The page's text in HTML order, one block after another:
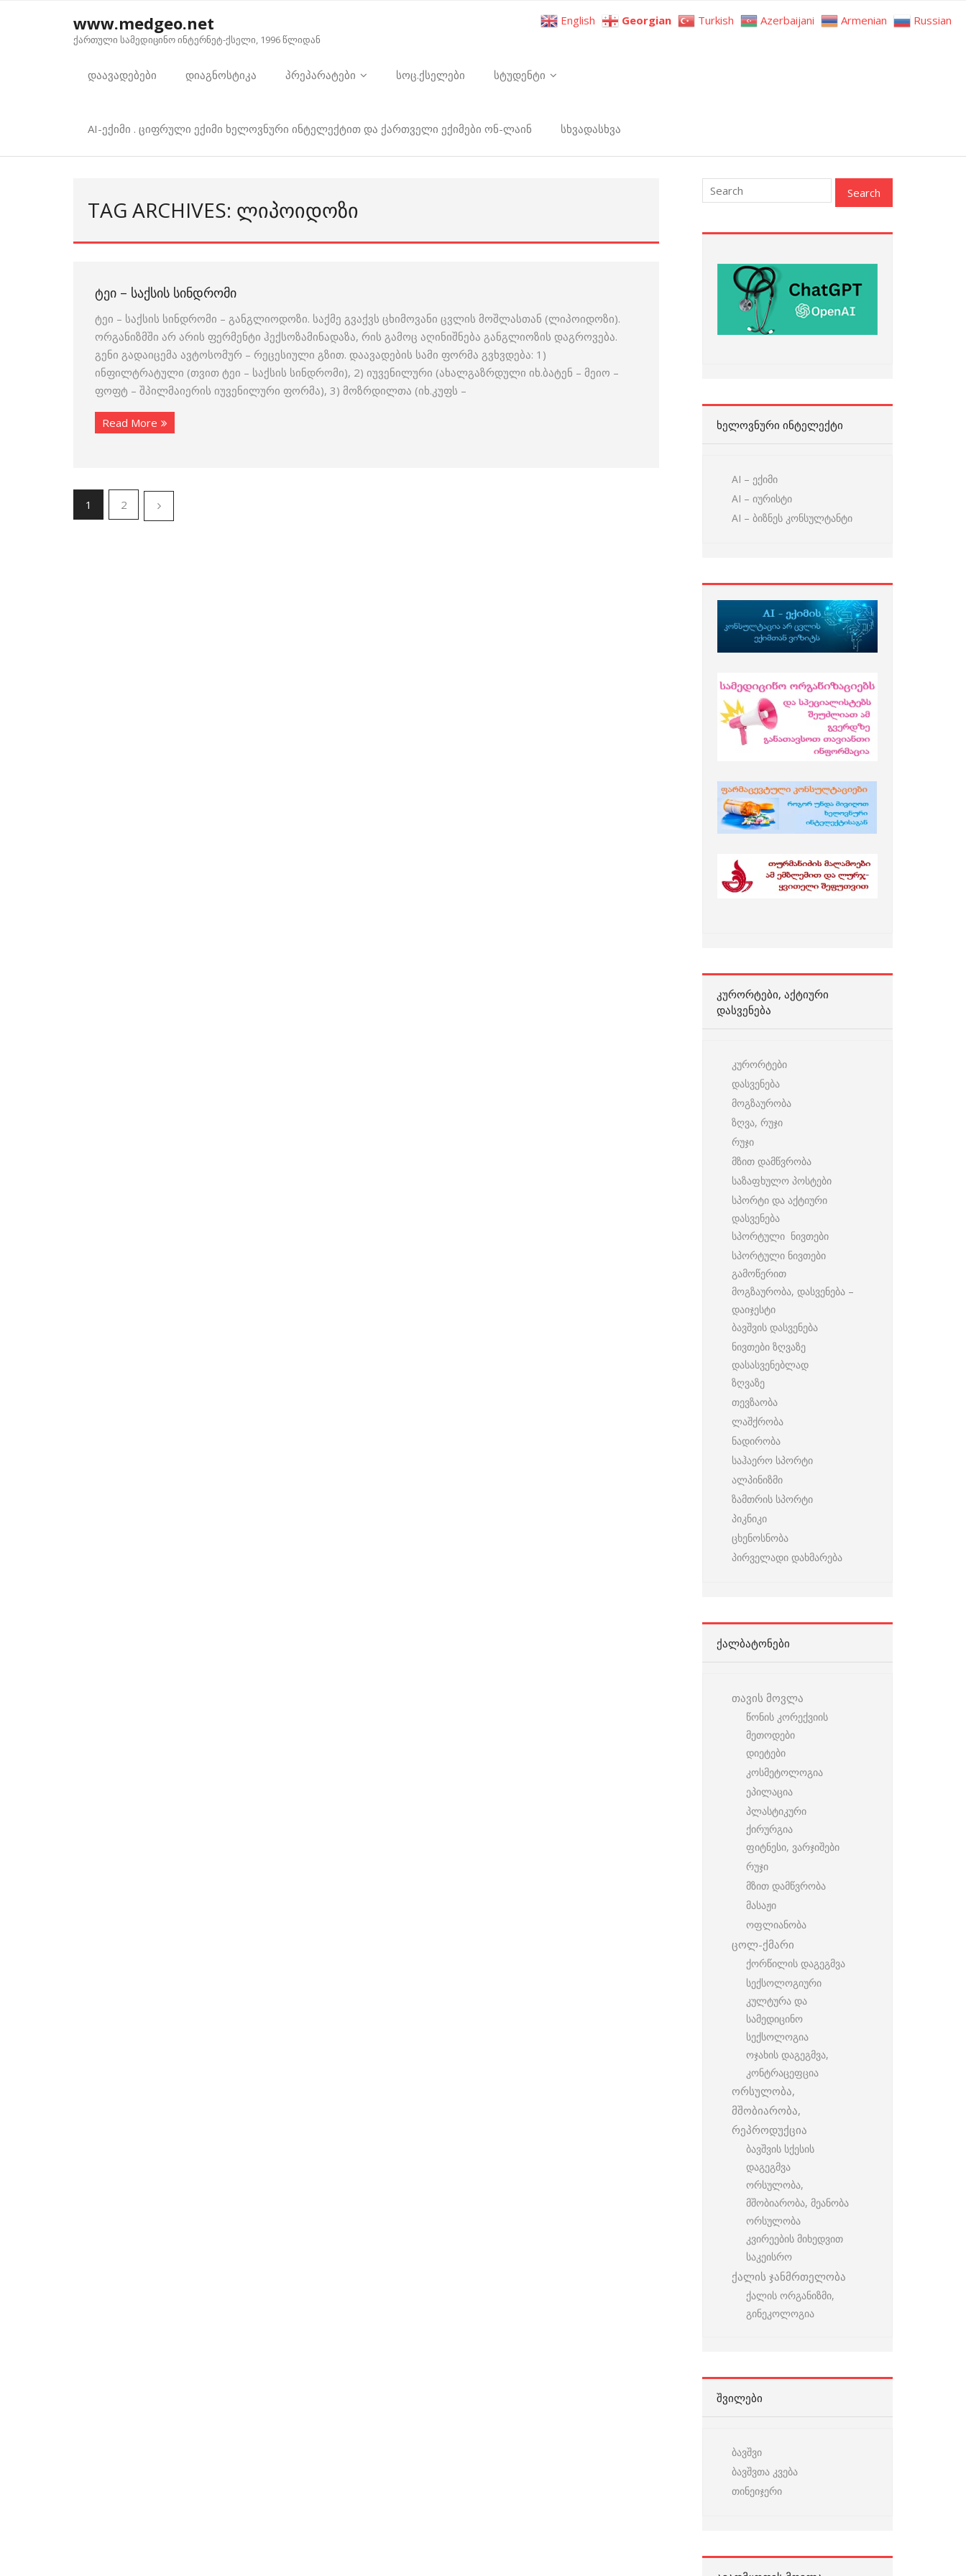
www.medgeo.net
ქართული სამედიცინო ინტერნეტ-ქსელი, 1996 წლიდან
დაავადებები დიაგნოსტიკა პრეპარატები სოც.ქსელები სტუდენტი
AI-ექიმი . ციფრული ექიმი ხელოვნური ინტელექტით და ქართველი ექიმები ონ-ლაინ სხვადასხვა
TAG ARCHIVES: ᲚᲘᲞᲝᲘᲓᲝᲖᲘ
ᲢᲔᲘ – ᲡᲐᲥᲡᲘᲡ ᲡᲘᲜᲓᲠᲝᲛᲘ
ტეი – საქსის სინდრომი – განგლიოდოზი. საქმე გვაქვს ცხიმოვანი ცვლის მოშლასთან (ლიპოიდოზი).
ორგანიზმში არ არის ფერმენტი ჰექსოზამინადაზა, რის გამოც აღინიშნება განგლიოზის დაგროვება.
გენი გადაიცემა ავტოსომურ – რეცესიული გზით. დაავადების სამი ფორმა გვხვდება: 1)
ინფილტრატული (თვით ტეი – საქსის სინდრომი), 2) იუვენილური (ახალგაზრდული იხ.ბატენ – მეიო –
ფოფტ – შპილმაიერის იუვენილური ფორმა), 3) მოზრდილთა (იხ.კუფს –
Read More
1 2
ᲮᲔᲚᲝᲕᲜᲣᲠᲘ ᲘᲜᲢᲔᲚᲔᲥᲢᲘ
AI – ექიმი
AI – იურისტი
AI – ბიზნეს კონსულტანტი
ᲙᲣᲠᲝᲠᲢᲔᲑᲘ, ᲐᲥᲢᲘᲣᲠᲘ
ᲓᲐᲡᲕᲔᲜᲔᲑᲐ
კურორტები
დასვენება
მოგზაურობა
ზღვა, რუჯი
რუჯი
მზით დამწვრობა
საზაფხულო პოსტები
სპორტი და აქტიური
დასვენება
სპორტული ნივთები
სპორტული ნივთები
გამოწერით
მოგზაურობა, დასვენება –
დაიჯესტი
ბავშვის დასვენება
ნივთები ზღვაზე
დასასვენებლად
ზღვაზე
თევზაობა
ლაშქრობა
ნადირობა
საჰაერო სპორტი
ალპინიზმი
ზამთრის სპორტი
პიკნიკი
ცხენოსნობა
პირველადი დახმარება
ᲥᲐᲚᲑᲐᲢᲝᲜᲔᲑᲘ
თავის მოვლა
წონის კორექვიის
მეთოდები
დიეტები
კოსმეტოლოგია
ეპილაცია
პლასტიკური
ქირურგია
ფიტნესი, ვარჯიშები
რუჯი
მზით დამწვრობა
მასაჟი
ოფლიანობა
ცოლ-ქმარი
ქორწილის დაგეგმვა
სექსოლოგიური
კულტურა და
სამედიცინო
სექსოლოგია
ოჯახის დაგეგმვა,
კონტრაცეფცია
ორსულობა,
მშობიარობა,
რეპროდუქცია
ბავშვის სქესის
დაგეგმვა
ორსულობა,
მშობიარობა, მეანობა
ორსულობა
კვირეების მიხედვით
საკეისრო
ქალის ჯანმრთელობა
ქალის ორგანიზმი,
გინეკოლოგია
ᲨᲕᲘᲚᲔᲑᲘ
ბავშვი
ბავშვთა კვება
თინეიჯერი
English Georgian Turkish Azerbaijani Armenian Russian